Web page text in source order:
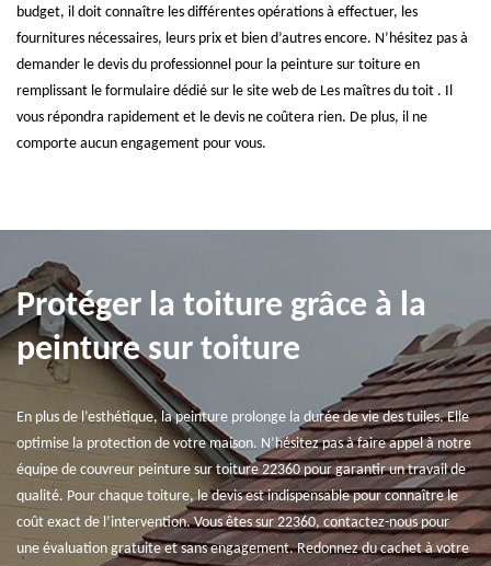
budget, il doit connaître les différentes opérations à effectuer, les
fournitures nécessaires, leurs prix et bien d’autres encore. N’hésitez pas à
demander le devis du professionnel pour la peinture sur toiture en
remplissant le formulaire dédié sur le site web de Les maîtres du toit . Il
vous répondra rapidement et le devis ne coûtera rien. De plus, il ne
comporte aucun engagement pour vous.
Protéger la toiture grâce à la
peinture sur toiture
En plus de l’esthétique, la peinture prolonge la durée de vie des tuiles. Elle
optimise la protection de votre maison. N’hésitez pas à faire appel à notre
équipe de couvreur peinture sur toiture 22360 pour garantir un travail de
qualité. Pour chaque toiture, le devis est indispensable pour connaître le
coût exact de l’intervention. Vous êtes sur 22360, contactez-nous pour
une évaluation gratuite et sans engagement. Redonnez du cachet à votre